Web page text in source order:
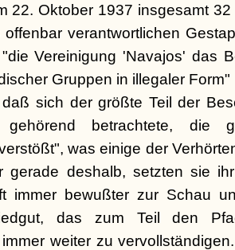
22. Oktober 1937 insgesamt
offenbar verantwortlichen
Vereinigung 'Navajos' das
Gruppen in illegaler
sich der größte Teil der
betrachtete, die
was einige der
gerade deshalb, setzten sie
immer bewußter zur Schau
das zum Teil den
weiter zu